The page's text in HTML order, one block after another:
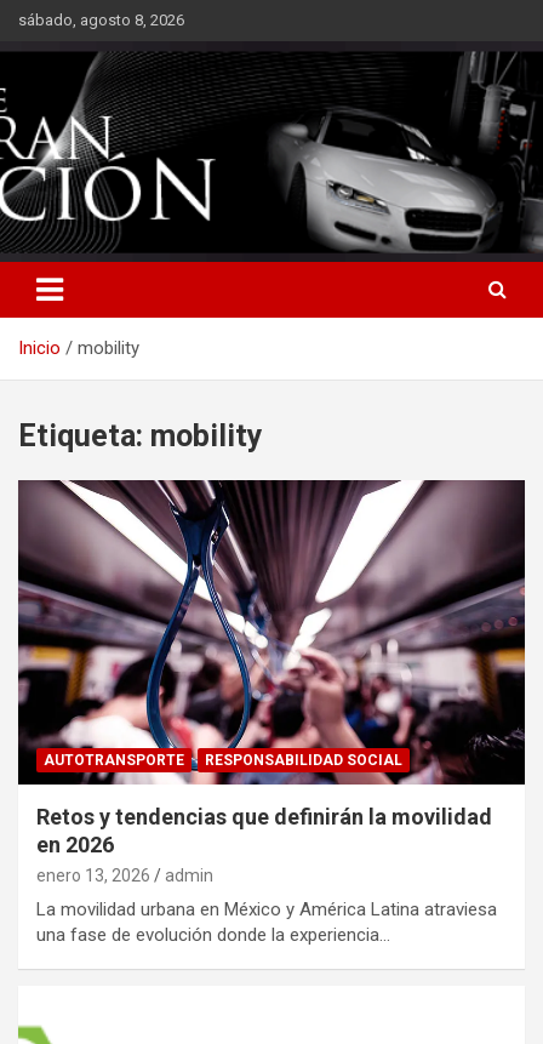
Saltarsábado, agosto 8, 2026
Inicio mobility
Etiqueta: mobility
AUTOTRANSPORTE RESPONSABILIDAD SOCIAL
Retos y tendencias que definirán la movilidad
en 2026
enero 13, 2026 admin
La movilidad urbana en México y América Latina atraviesa
una fase de evolución donde la experiencia…